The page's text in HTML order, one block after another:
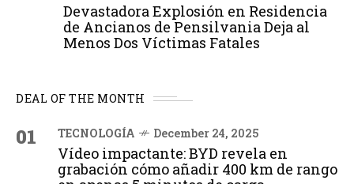
Devastadora Explosión en Residencia
de Ancianos de Pensilvania Deja al
Menos Dos Víctimas Fatales
DEAL OF THE MONTH
01 TECNOLOGÍA December 24, 2025
Vídeo impactante: BYD revela en
grabación cómo añadir 400 km de rango